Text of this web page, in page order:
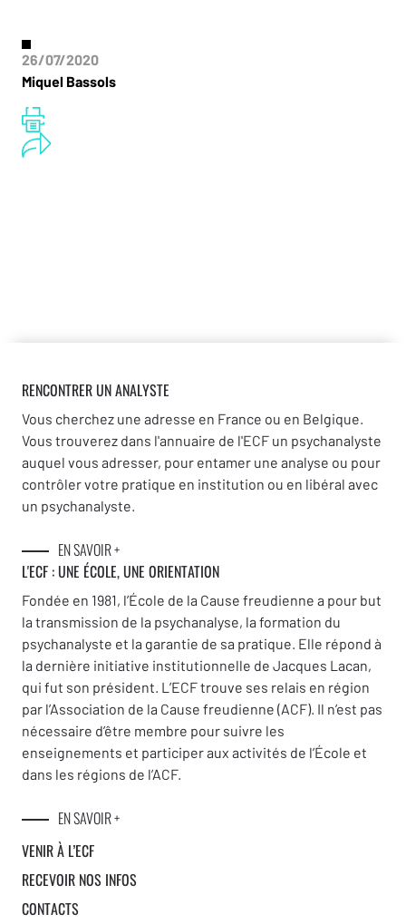
26/07/2020
Miquel Bassols
RENCONTRER UN ANALYSTE
Vous cherchez une adresse en France ou en Belgique.
Vous trouverez dans l'annuaire de l'ECF un psychanalyste
auquel vous adresser, pour entamer une analyse ou pour
contrôler votre pratique en institution ou en libéral avec
un psychanalyste.
EN SAVOIR +
L'ECF : UNE ÉCOLE, UNE ORIENTATION
Fondée en 1981, l’École de la Cause freudienne a pour but
la transmission de la psychanalyse, la formation du
psychanalyste et la garantie de sa pratique. Elle répond à
la dernière initiative institutionnelle de Jacques Lacan,
qui fut son président. L’ECF trouve ses relais en région
par l’Association de la Cause freudienne (ACF). Il n’est pas
nécessaire d’être membre pour suivre les
enseignements et participer aux activités de l’École et
dans les régions de l’ACF.
EN SAVOIR +
VENIR À L’ECF
RECEVOIR NOS INFOS
CONTACTS